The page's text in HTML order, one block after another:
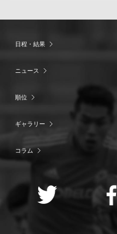
日程・結果
ニュース
順位
ギャラリー
コラム